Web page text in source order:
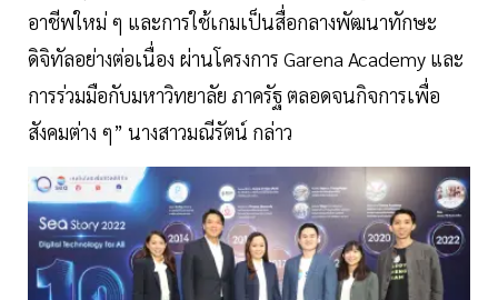
อาชีพใหม่ ๆ และการใช้เกมเป็นสื่อกลางพัฒนาทักษะ
ดิจิทัลอย่างต่อเนื่อง ผ่านโครงการ Garena Academy และ
การร่วมมือกับมหาวิทยาลัย ภาครัฐ ตลอดจนกิจการเพื่อ
สังคมต่าง ๆ” นางสาวมณีรัตน์ กล่าว